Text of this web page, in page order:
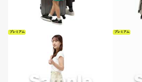
プレミアム プレミアム